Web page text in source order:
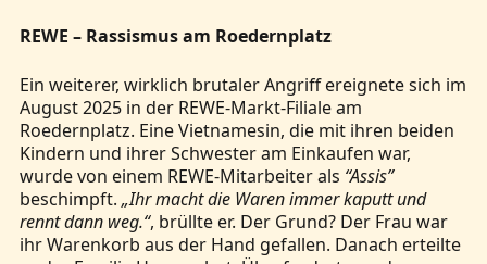
REWE – Rassismus am Roedernplatz
Ein weiterer, wirklich brutaler Angriff ereignete sich im
August 2025 in der REWE-Markt-Filiale am
Roedernplatz. Eine Vietnamesin, die mit ihren beiden
Kindern und ihrer Schwester am Einkaufen war,
wurde von einem REWE-Mitarbeiter als “Assis”
beschimpft. „Ihr macht die Waren immer kaputt und
rennt dann weg.“, brüllte er. Der Grund? Der Frau war
ihr Warenkorb aus der Hand gefallen. Danach erteilte